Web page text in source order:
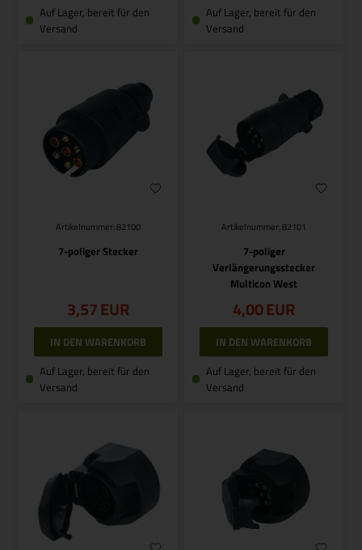
Auf Lager, bereit für den
Versand
Auf Lager, bereit für den
Versand
Artikelnummer: 82100
7-poliger Stecker
3,57EUR
Auf Lager, bereit für den
Versand
Artikelnummer: 82101
7-poliger
Verlängerungsstecker
Multicon West
4,00EUR
Auf Lager, bereit für den
Versand